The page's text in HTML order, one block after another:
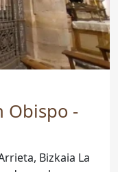
Obispo -
Bizkaia La